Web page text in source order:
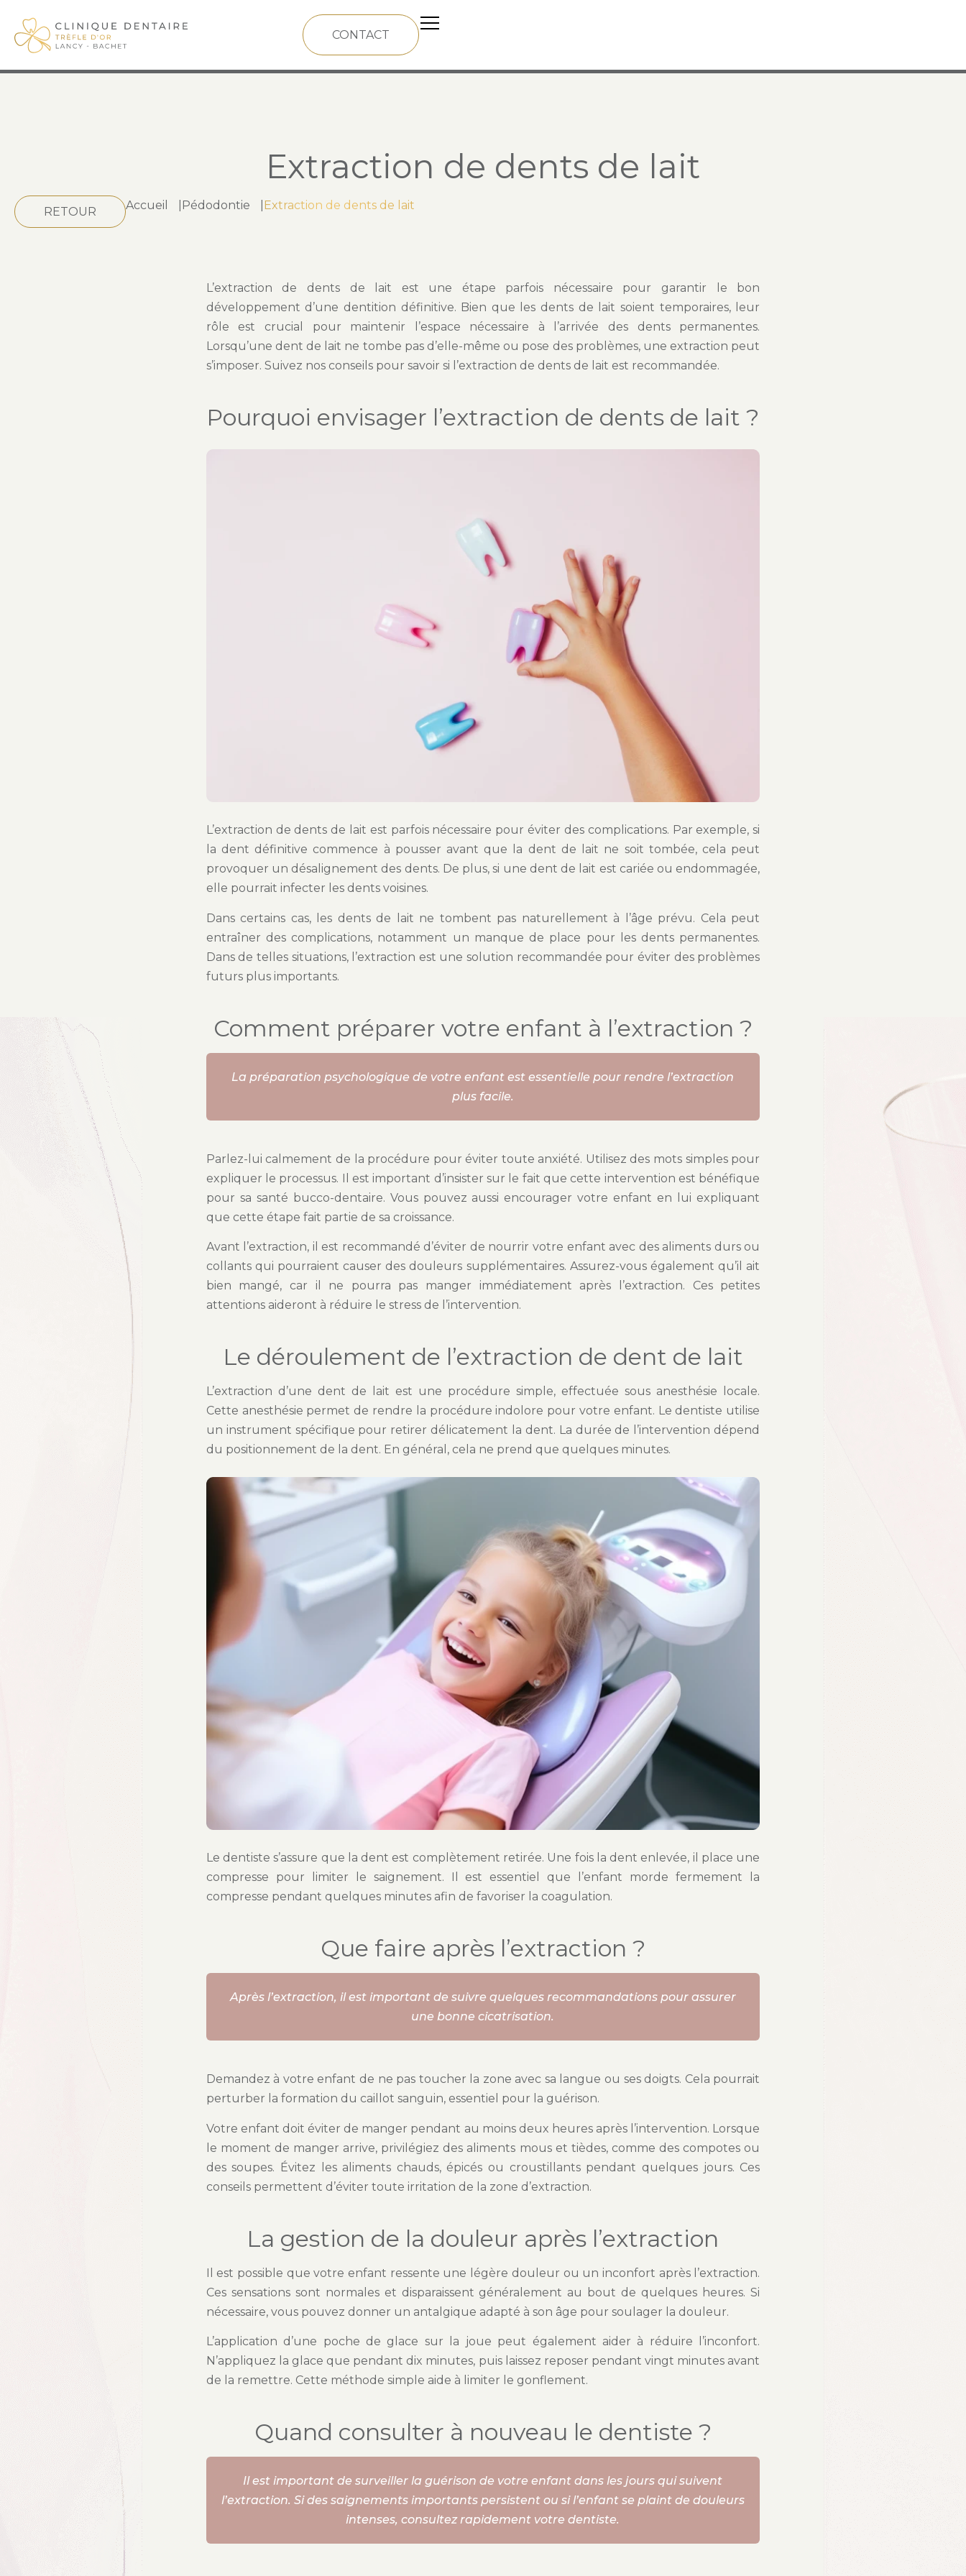
CONTACT
Extraction de dents de lait
RETOUR Accueil Pédodontie Extraction de dents de lait
L’extraction de dents de lait est une étape parfois nécessaire pour garantir le bon
développement d’une dentition définitive. Bien que les dents de lait soient temporaires, leur
rôle est crucial pour maintenir l’espace nécessaire à l’arrivée des dents permanentes.
Lorsqu’une dent de lait ne tombe pas d’elle-même ou pose des problèmes, une extraction peut
s’imposer. Suivez nos conseils pour savoir si l’extraction de dents de lait est recommandée.
Pourquoi envisager l’extraction de dents de lait ?
L’extraction de dents de lait est parfois nécessaire pour éviter des complications. Par exemple, si
la dent définitive commence à pousser avant que la dent de lait ne soit tombée, cela peut
provoquer un désalignement des dents. De plus, si une dent de lait est cariée ou endommagée,
elle pourrait infecter les dents voisines.
Dans certains cas, les dents de lait ne tombent pas naturellement à l’âge prévu. Cela peut
entraîner des complications, notamment un manque de place pour les dents permanentes.
Dans de telles situations, l’extraction est une solution recommandée pour éviter des problèmes
futurs plus importants.
Comment préparer votre enfant à l’extraction ?
La préparation psychologique de votre enfant est essentielle pour rendre l’extraction
plus facile.
Parlez-lui calmement de la procédure pour éviter toute anxiété. Utilisez des mots simples pour
expliquer le processus. Il est important d’insister sur le fait que cette intervention est bénéfique
pour sa santé bucco-dentaire. Vous pouvez aussi encourager votre enfant en lui expliquant
que cette étape fait partie de sa croissance.
Avant l’extraction, il est recommandé d’éviter de nourrir votre enfant avec des aliments durs ou
collants qui pourraient causer des douleurs supplémentaires. Assurez-vous également qu’il ait
bien mangé, car il ne pourra pas manger immédiatement après l’extraction. Ces petites
attentions aideront à réduire le stress de l’intervention.
Le déroulement de l’extraction de dent de lait
L’extraction d’une dent de lait est une procédure simple, effectuée sous anesthésie locale.
Cette anesthésie permet de rendre la procédure indolore pour votre enfant. Le dentiste utilise
un instrument spécifique pour retirer délicatement la dent. La durée de l’intervention dépend
du positionnement de la dent. En général, cela ne prend que quelques minutes.
Le dentiste s’assure que la dent est complètement retirée. Une fois la dent enlevée, il place une
compresse pour limiter le saignement. Il est essentiel que l’enfant morde fermement la
compresse pendant quelques minutes afin de favoriser la coagulation.
Que faire après l’extraction ?
Après l’extraction, il est important de suivre quelques recommandations pour assurer
une bonne cicatrisation.
Demandez à votre enfant de ne pas toucher la zone avec sa langue ou ses doigts. Cela pourrait
perturber la formation du caillot sanguin, essentiel pour la guérison.
Votre enfant doit éviter de manger pendant au moins deux heures après l’intervention. Lorsque
le moment de manger arrive, privilégiez des aliments mous et tièdes, comme des compotes ou
des soupes. Évitez les aliments chauds, épicés ou croustillants pendant quelques jours. Ces
conseils permettent d’éviter toute irritation de la zone d’extraction.
La gestion de la douleur après l’extraction
Il est possible que votre enfant ressente une légère douleur ou un inconfort après l’extraction.
Ces sensations sont normales et disparaissent généralement au bout de quelques heures. Si
nécessaire, vous pouvez donner un antalgique adapté à son âge pour soulager la douleur.
L’application d’une poche de glace sur la joue peut également aider à réduire l’inconfort.
N’appliquez la glace que pendant dix minutes, puis laissez reposer pendant vingt minutes avant
de la remettre. Cette méthode simple aide à limiter le gonflement.
Quand consulter à nouveau le dentiste ?
Il est important de surveiller la guérison de votre enfant dans les jours qui suivent
l’extraction. Si des saignements importants persistent ou si l’enfant se plaint de douleurs
intenses, consultez rapidement votre dentiste.